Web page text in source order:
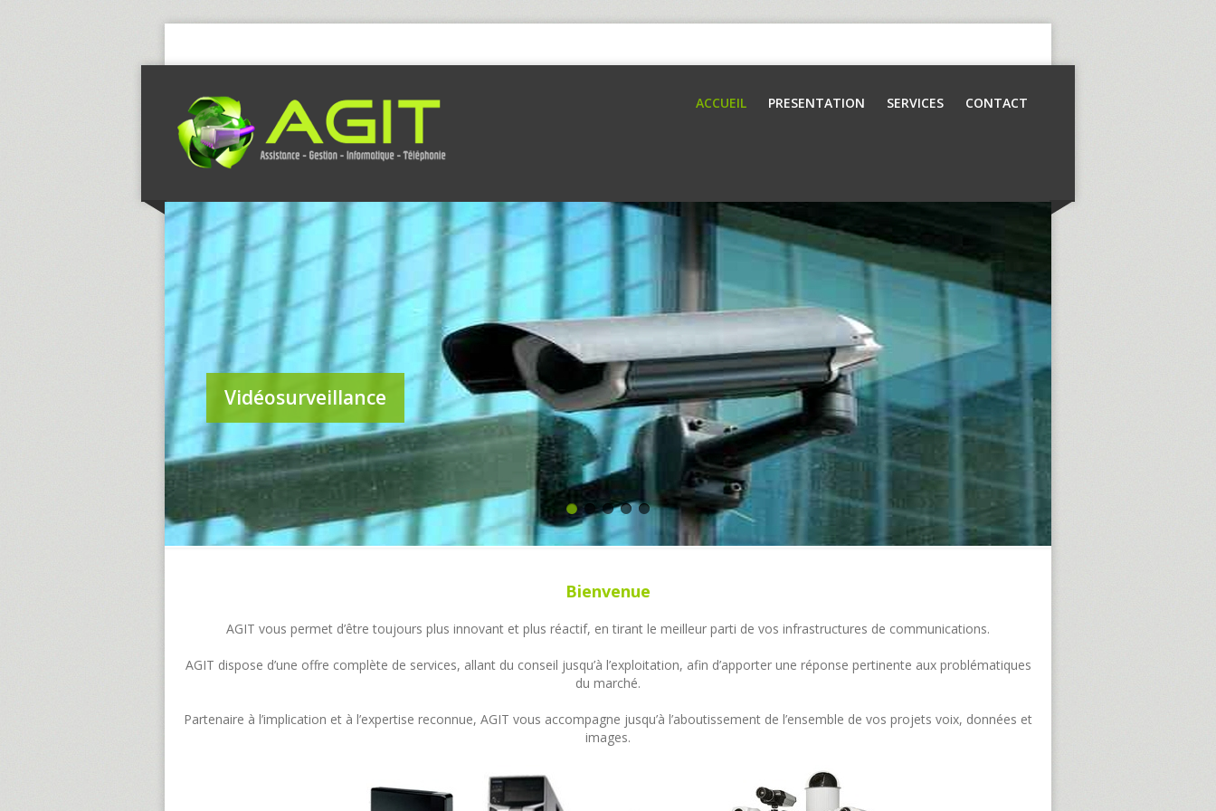
ACCUEIL PRESENTATION SERVICES CONTACT
Vidéosurveillance
Bienvenue
AGIT vous permet d’être toujours plus innovant et plus réactif, en tirant le meilleur parti de vos infrastructures de communications.
AGIT dispose d’une offre complète de services, allant du conseil jusqu’à l’exploitation, afin d’apporter une réponse pertinente aux problématiques
du marché.
Partenaire à l’implication et à l’expertise reconnue, AGIT vous accompagne jusqu’à l’aboutissement de l’ensemble de vos projets voix, données et
images.